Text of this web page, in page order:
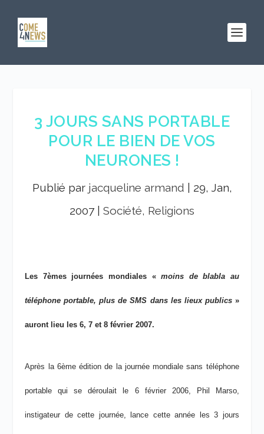
3 JOURS SANS PORTABLE
POUR LE BIEN DE VOS
NEURONES !
Publié par jacqueline armand
29, Jan,
2007
Société, Religions
Les 7èmes journées mondiales «moins de blabla au
téléphone portable, plus de SMS dans les lieux publics »
auront lieu les 6, 7 et 8 février 2007.
Après la 6èmeédition de la journée mondiale sans téléphone
portable qui se déroulait le 6 février 2006, Phil Marso,
instigateur de cette journée, lance cette année les 3 jours